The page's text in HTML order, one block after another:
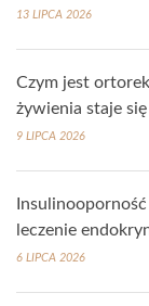
13 LIPCA 2026
Czym jest
żywienia staje
9 LIPCA 2026
leczenie
6 LIPCA 2026